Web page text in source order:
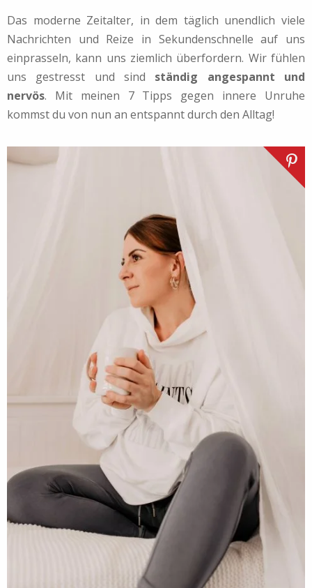
Das moderne Zeitalter, in dem täglich unendlich viele
Nachrichten und Reize in Sekundenschnelle auf uns
einprasseln, kann uns ziemlich überfordern. Wir fühlen
uns gestresst und sind ständig angespannt und
nervös. Mit meinen 7 Tipps gegen innere Unruhe
kommst du von nun an entspannt durch den Alltag!